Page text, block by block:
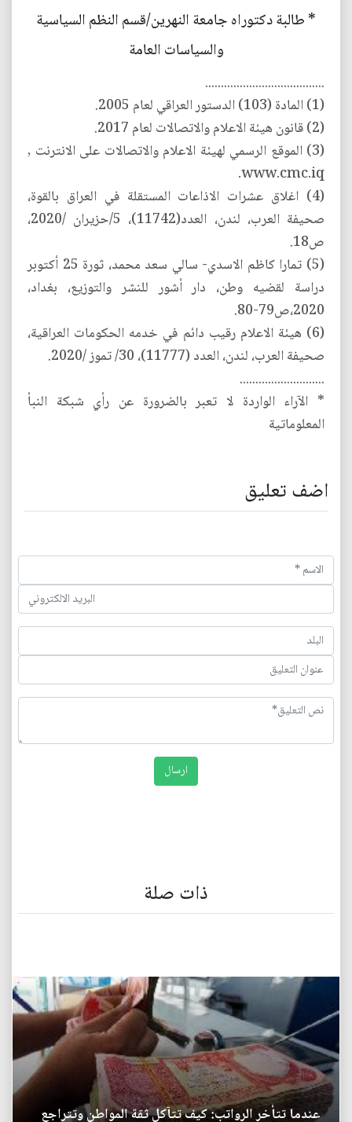
* طالبة دكتوراه جامعة النهرين/قسم النظم السياسية
والسياسات العامة
......................................
(1) المادة (103) الدستور العراقي لعام 2005.
(2) قانون هيئة الاعلام والاتصالات لعام 2017.
(3) الموقع الرسمي لهيئة الاعلام والاتصالات على الانترنت ,
www.cmc.iq.
(4) اغلاق عشرات الاذاعات المستقلة في العراق بالقوة،
صحيفة العرب، لندن، العدد(11742)، 5/حزيران /2020،
ص18.
(5) تمارا كاظم الاسدي- سالي سعد محمد، ثورة 25 أكتوبر
دراسة لقضيه وطن، دار أشور للنشر والتوزيع، بغداد،
2020،ص79-80.
(6) هيئة الاعلام رقيب دائم في خدمه الحكومات العراقية،
صحيفة العرب، لندن، العدد (11777)، 30/ تموز /2020.
...........................
* الآراء الواردة لا تعبر بالضرورة عن رأي شبكة النبأ
المعلوماتية
اضف تعليق
ذات صلة
عندما تتأخر الرواتب: كيف تتآكل ثقة المواطن وتتراجع